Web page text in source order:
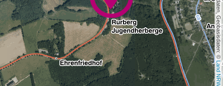
, Kartendaten, Geobasisdaten: ©
Land NRW